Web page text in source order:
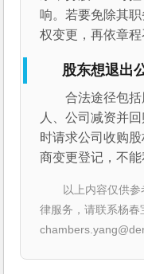
响。若要免除其
权变更，再依章程
股东想退出
合法途径包
人、公司减资并
时请求公司收购
商变更登记，不能
以上内容仅供
律服务，请联系杨春